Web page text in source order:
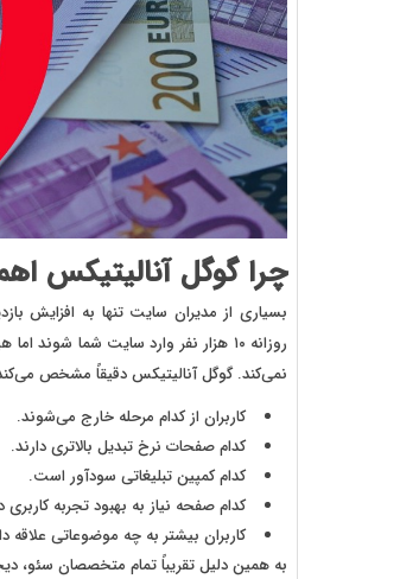
چرا گوگل آنالیتیکس
بسیاری از مدیران سایت تنها به افزایش
روزانه ۱۰ هزار نفر وارد سایت شما
نمی‌کند. گوگل آنالیتیکس دقیقاً مشخص
کاربران از کدام مرحله خارج می‌شوند.
کدام صفحات نرخ تبدیل بالاتری دارند.
کدام کمپین تبلیغاتی سودآور است.
کدام صفحه نیاز به بهبود تجربه کاربری
کاربران بیشتر به چه موضوعاتی علاقه
به همین دلیل تقریباً تمام متخصصان سئو،